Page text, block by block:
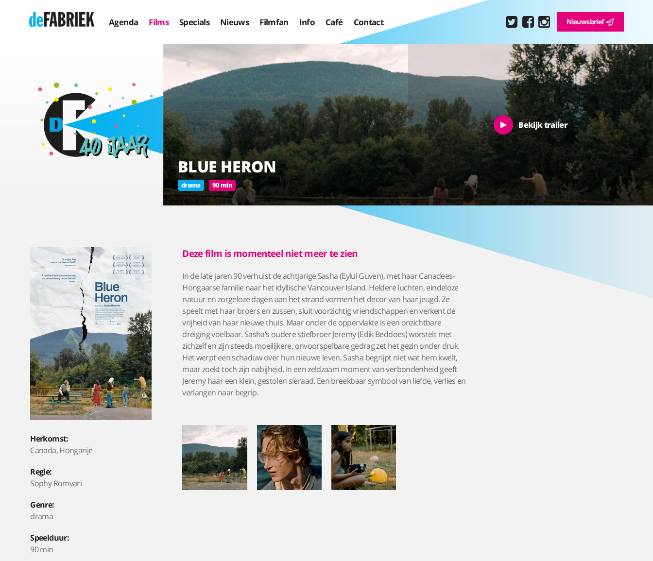
Agenda Films Specials Nieuws Filmfan Info Café Contact Nieuwsbrief
BLUE HERON
drama 90 min
Bekijk trailer
Herkomst:
Canada, Hongarije
Regie:
Sophy Romvari
Genre:
drama
Speelduur:
90 min
Deze film is momenteel niet meer te zien
In de late jaren 90 verhuist de achtjarige Sasha (Eylul Guven), met haar Canadees-
Hongaarse familie naar het idyllische Vancouver Island. Heldere luchten, eindeloze
natuur en zorgeloze dagen aan het strand vormen het decor van haar jeugd. Ze
speelt met haar broers en zussen, sluit voorzichtig vriendschappen en verkent de
vrijheid van haar nieuwe thuis. Maar onder de oppervlakte is een onzichtbare
dreiging voelbaar. Sasha’s oudere stiefbroer Jeremy (Edik Beddoes) worstelt met
zichzelf en zijn steeds moeilijkere, onvoorspelbare gedrag zet het gezin onder druk.
Het werpt een schaduw over hun nieuwe leven. Sasha begrijpt niet wat hem kwelt,
maar zoekt toch zijn nabijheid. In een zeldzaam moment van verbondenheid geeft
Jeremy haar een klein, gestolen sieraad. Een breekbaar symbool van liefde, verlies en
verlangen naar begrip.